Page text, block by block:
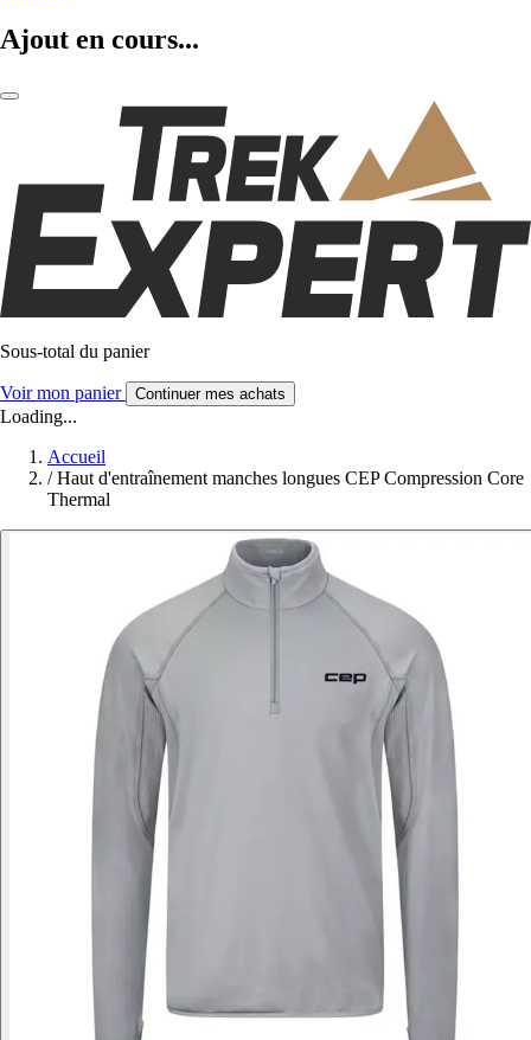
Ajout en cours...
Sous-total du panier
Voir mon panier Continuer mes achats
Loading...
Accueil
/ Haut d'entraînement manches longues CEP Compression Core
Thermal